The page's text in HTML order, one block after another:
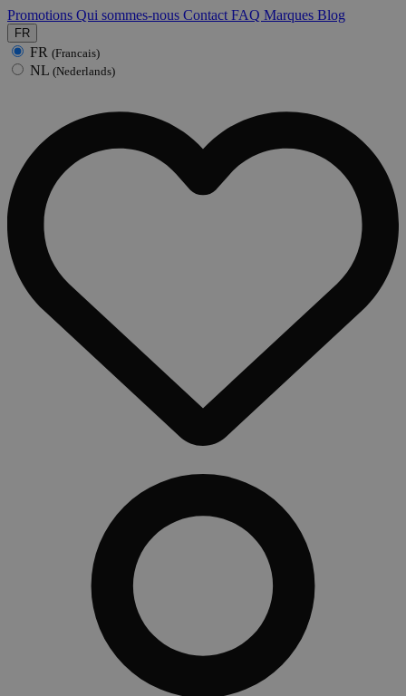
Promotions Qui sommes-nous Contact FAQ Marques Blog
FR
FR (Francais)
NL (Nederlands)